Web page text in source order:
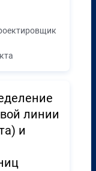
линии
и